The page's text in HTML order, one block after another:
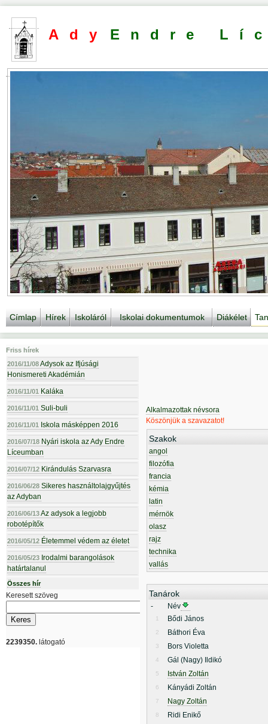
Ady Endre
Címlap Hírek Iskoláról Iskolai dokumentumok Diákélet
Friss hírek
2016/11/08Adysok az Ifjúsági
Honismereti Akadémián
2016/11/01 Kaláka
2016/11/01 Suli-buli
2016/11/01 Iskola másképpen 2016
2016/07/18 Nyári iskola az Ady Endre
Líceumban
2016/07/12 Kirándulás Szarvasra
2016/06/28 Sikeres használtolajgyűjtés
az Adyban
2016/06/13Az adysok a legjobb
robotépítők
2016/05/12 Életemmel védem az életet
2016/05/23 Irodalmi barangolások
határtalanul
Összes hír
Keresett szöveg
2239350. látogató
Alkalmazottak névsora
Köszönjük a szavazatot!
Szakok
angol
filozófia
francia
kémia
latin
mérnök
olasz
rajz
technika
vallás
Tanárok
- Név
1 Bődi János
2 Báthori Éva
3 Bors Violetta
4 Gál (Nagy) Ildikó
5 István Zoltán
6 Kányádi Zoltán
7 Nagy Zoltán
8 Ridi Enikő